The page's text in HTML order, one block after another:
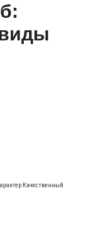
Качественный